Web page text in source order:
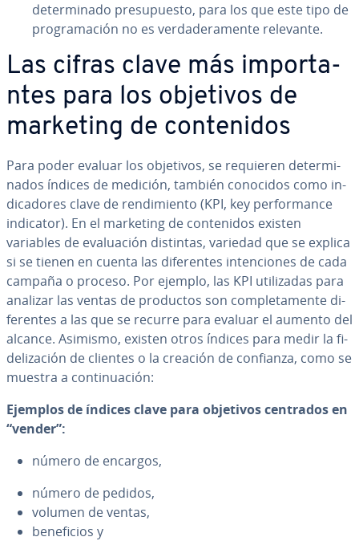
de­te­r­mi­na­do pre­su­pue­s­to, para los que este tipo de
pro­gra­ma­ción no es ve­r­da­de­ra­me­n­te relevante.
Las cifras clave más im­po­r­ta­
n­tes para los objetivos de
marketing de co­n­te­ni­dos
Para poder evaluar los objetivos, se requieren de­te­r­mi­
na­dos índices de medición, también conocidos como in­
di­ca­do­res clave de re­n­di­mie­n­to (KPI, key pe­r­fo­r­ma­n­ce
indicator). En el marketing de co­n­te­ni­dos existen
variables de eva­lua­ción distintas, variedad que se explica
si se tienen en cuenta las di­fe­re­n­tes in­te­n­cio­nes de cada
campaña o proceso. Por ejemplo, las KPI uti­li­za­das para
analizar las ventas de productos son co­m­ple­ta­me­n­te di­
fe­re­n­tes a las que se recurre para evaluar el aumento del
alcance. Asimismo, existen otros índices para medir la fi­
de­li­za­ción de clientes o la creación de confianza, como se
muestra a co­n­ti­nua­ción:
Ejemplos de índices clave para objetivos centrados en
“vender”:
número de encargos,
número de pedidos,
volumen de ventas,
be­ne­fi­cios y